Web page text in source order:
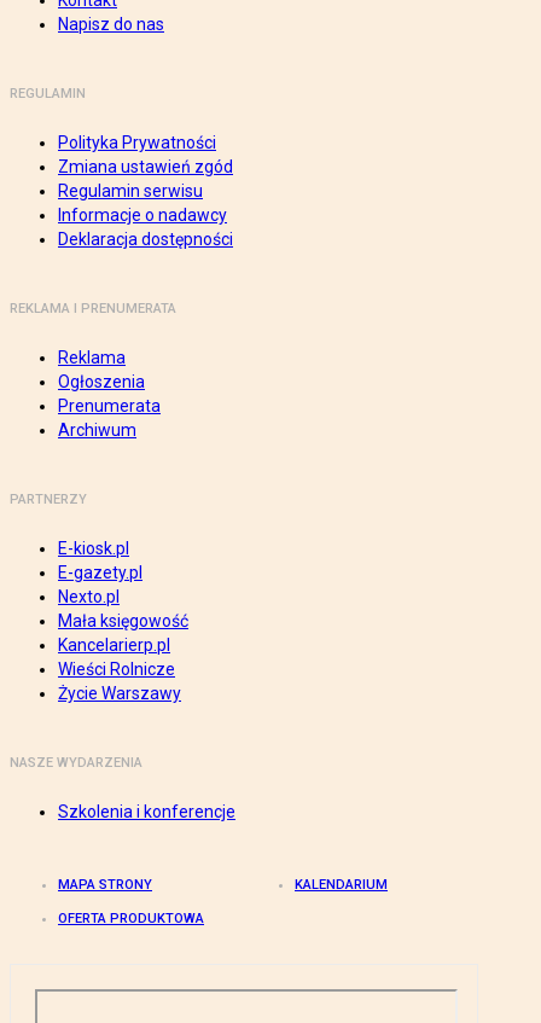
Napisz do nas
REGULAMIN
Polityka Prywatności
Zmiana ustawień zgód
Regulamin serwisu
Informacje o nadawcy
Deklaracja dostępności
REKLAMA I PRENUMERATA
Reklama
Ogłoszenia
Prenumerata
Archiwum
PARTNERZY
E-kiosk.pl
E-gazety.pl
Nexto.pl
Mała księgowość
Kancelarierp.pl
Wieści Rolnicze
Życie Warszawy
NASZE WYDARZENIA
Szkolenia i konferencje
MAPA STRONY KALENDARIUM
OFERTA PRODUKTOWA